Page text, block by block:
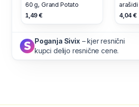
60 g, Grand Potato
1,49 €
arašidi
g,
4,04 €
Poganja Sivix – kjer resnični
kupci delijo resnične cene.